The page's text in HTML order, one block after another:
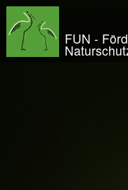
Wir - der FUN
Der Verein
Entstehung
FUN -